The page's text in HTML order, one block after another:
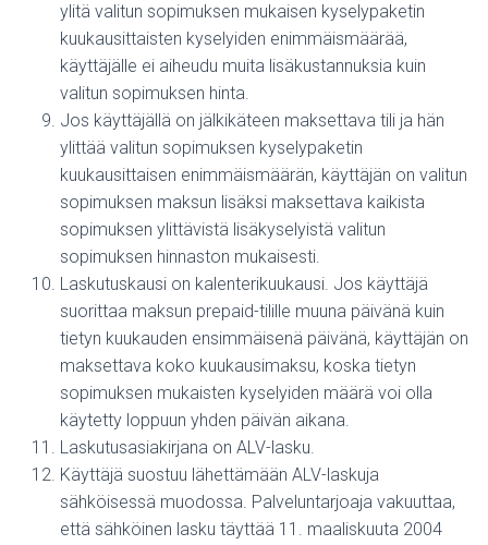
ylitä valitun sopimuksen mukaisen kyselypaketin
kuukausittaisten kyselyiden enimmäismäärää,
käyttäjälle ei aiheudu muita lisäkustannuksia kuin
valitun sopimuksen hinta.
Jos käyttäjällä on jälkikäteen maksettava tili ja hän
ylittää valitun sopimuksen kyselypaketin
kuukausittaisen enimmäismäärän, käyttäjän on valitun
sopimuksen maksun lisäksi maksettava kaikista
sopimuksen ylittävistä lisäkyselyistä valitun
sopimuksen hinnaston mukaisesti.
Laskutuskausi on kalenterikuukausi. Jos käyttäjä
suorittaa maksun prepaid-tilille muuna päivänä kuin
tietyn kuukauden ensimmäisenä päivänä, käyttäjän on
maksettava koko kuukausimaksu, koska tietyn
sopimuksen mukaisten kyselyiden määrä voi olla
käytetty loppuun yhden päivän aikana.
Laskutusasiakirjana on ALV-lasku.
Käyttäjä suostuu lähettämään ALV-laskuja
sähköisessä muodossa. Palveluntarjoaja vakuuttaa,
että sähköinen lasku täyttää 11. maaliskuuta 2004